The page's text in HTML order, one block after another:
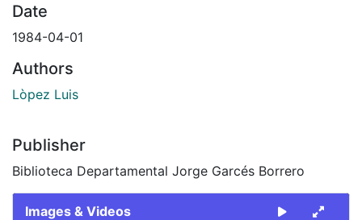
Date
1984-04-01
Authors
Lòpez Luis
Publisher
Biblioteca Departamental Jorge Garcés Borrero
Images & Videos